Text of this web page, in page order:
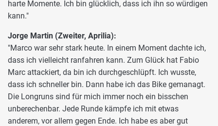
harte Momente. Ich bin glücklich, dass ich ihn so würdigen
kann."
Jorge Martin (Zweiter, Aprilia):
"Marco war sehr stark heute. In einem Moment dachte ich,
dass ich vielleicht ranfahren kann. Zum Glück hat Fabio
Marc attackiert, da bin ich durchgeschlüpft. Ich wusste,
dass ich schneller bin. Dann habe ich das Bike gemanagt.
Die Longruns sind für mich immer noch ein bisschen
unberechenbar. Jede Runde kämpfe ich mit etwas
anderem, vor allem gegen Ende. Ich habe es aber gut